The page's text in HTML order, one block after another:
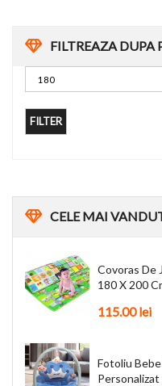
FILTREAZA DUPA
FILTER
CELEMAI
Covoras De
180 X 200
115.00lei
Fotoliu
Personalizat